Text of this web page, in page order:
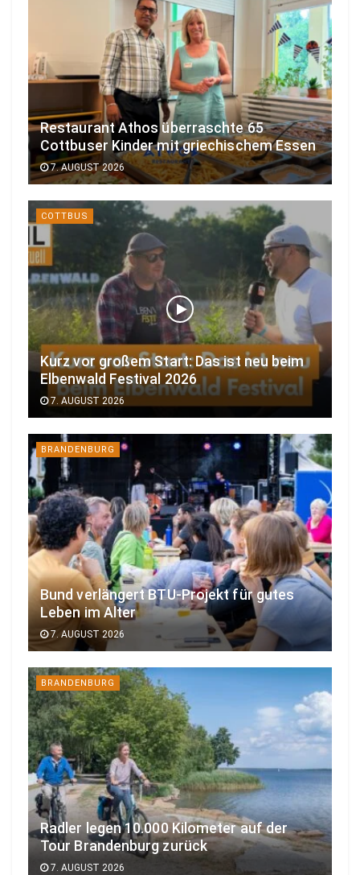
Restaurant Athos überraschte 65
Cottbuser Kinder mit griechischem Essen
7. AUGUST 2026
COTTBUS
Kurz vor großem Start: Das ist neu beim
Elbenwald Festival 2026
7. AUGUST 2026
BRANDENBURG
Bund verlängert BTU-Projekt für gutes
Leben im Alter
7. AUGUST 2026
BRANDENBURG
Radler legen 10.000 Kilometer auf der
Tour Brandenburg zurück
7. AUGUST 2026